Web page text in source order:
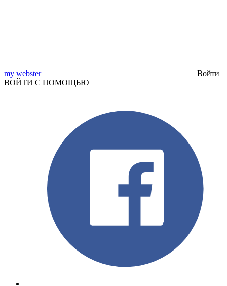
my webster
Войти
ВОЙТИ С ПОМОЩЬЮ